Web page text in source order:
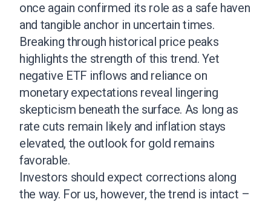
once again confirmed its role as a safe haven
and tangible anchor in uncertain times.
Breaking through historical price peaks
highlights the strength of this trend. Yet
negative ETF inflows and reliance on
monetary expectations reveal lingering
skepticism beneath the surface. As long as
rate cuts remain likely and inflation stays
elevated, the outlook for gold remains
favorable.
Investors should expect corrections along
the way. For us, however, the trend is intact –